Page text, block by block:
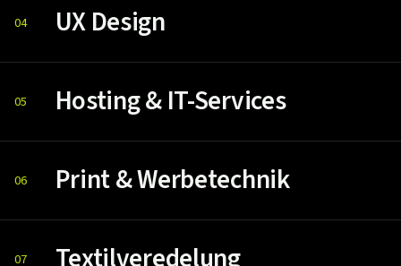
04 UX Design
05 Hosting & IT-Services
06 Print & Werbetechnik
07